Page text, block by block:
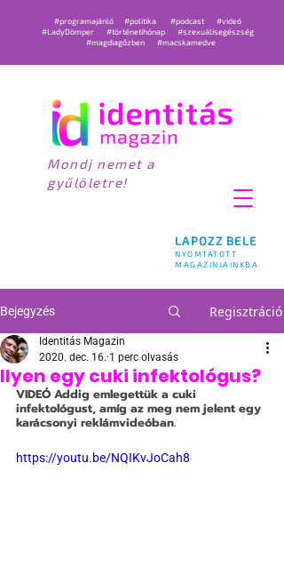
LAPOZZ BELE
NYOMTATOTT
MAGAZINJAINKBA
#programajánló #politika #podcast
#videó
#LadyDömper
#történetihónap
#szexuálisegészség
#magdiagőzben
#macskamedve
Mondj nemet a
gyűlöletre!
Bejegyzés Regisztráció
Ilyen egy cuki infektológus?
Identitás Magazin
2020. dec. 16. 1 perc olvasás
VIDEÓ Addig emlegettük a cuki
infektológust, amíg az meg nem jelent egy
karácsonyi reklámvideóban.
https://youtu.be/NQIKvJoCah8